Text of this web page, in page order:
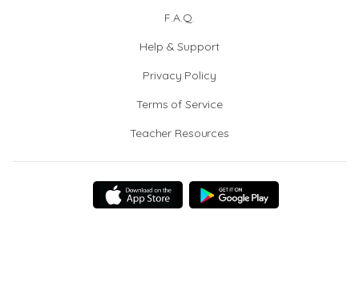
F.A.Q.
Help & Support
Privacy Policy
Terms of Service
Teacher Resources